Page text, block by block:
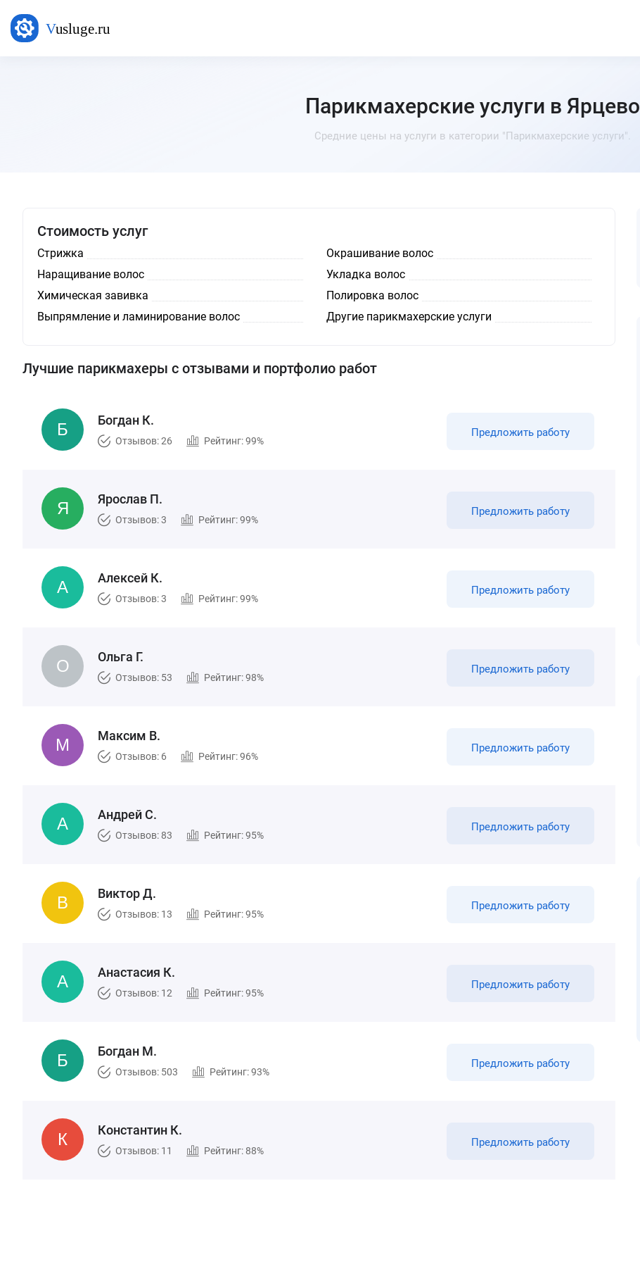
Парикмахерские услуги в Ярцево
Средние цены на услуги в категории "Парикмахерские услуги".
Стоимость услуг
Стрижка
Окрашивание волос
Наращивание волос
Укладка волос
Химическая завивка
Полировка волос
Выпрямление и ламинирование волос
Другие парикмахерские услуги
Лучшие парикмахеры с отзывами и портфолио работ
Богдан К.
Отзывов: 26 Рейтинг: 99%
Предложить работу
Ярослав П.
Отзывов: 3 Рейтинг: 99%
Предложить работу
Алексей К.
Отзывов: 3 Рейтинг: 99%
Предложить работу
Ольга Г.
Отзывов: 53 Рейтинг: 98%
Предложить работу
Максим В.
Отзывов: 6 Рейтинг: 96%
Предложить работу
Андрей С.
Отзывов: 83 Рейтинг: 95%
Предложить работу
Виктор Д.
Отзывов: 13 Рейтинг: 95%
Предложить работу
Анастасия К.
Отзывов: 12 Рейтинг: 95%
Предложить работу
Богдан М.
Отзывов: 503 Рейтинг: 93%
Предложить работу
Константин К.
Отзывов: 11 Рейтинг: 88%
Предложить работу